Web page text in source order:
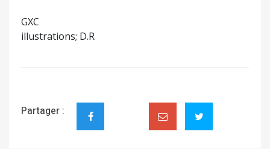
GXC
illustrations; D.R
Partager :